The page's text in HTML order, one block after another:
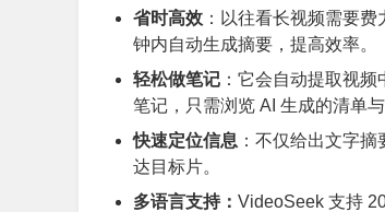
省时高效 ：以往看长视频需要
钟内自动生成摘要，提高效率。
轻松做笔记 ：它会自动提取视频
笔记，只需浏览 AI 生成的清单
快速定位信息 ：不仅给出文字
达目标片。
多语言支持： VideoSeek 支持